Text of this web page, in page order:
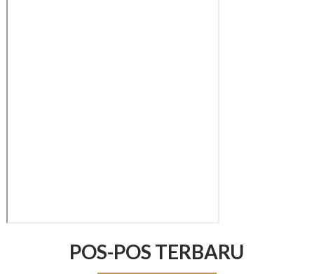
POS-POS TERBARU